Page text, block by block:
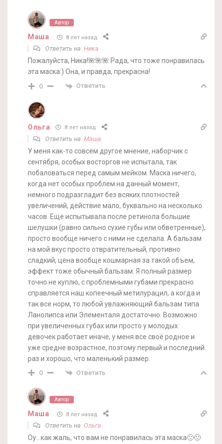
Автор
Маша 8 лет назад
Ответить на Ника
Пожалуйста, Ника!🌺🌺🌺 Рада, что тоже понравилась
эта маска:) Она, и правда, прекрасна!
0 Ответить
Ольга 8 лет назад
Ответить на Маша
У меня как-то совсем другое мнение, наборчик с
сентября, особых восторгов не испытала, так
побаловаться перед самым мейком. Маска ничего,
когда нет особых проблем на данный момент,
немного подразгладит без всяких плотностей
увеличений, действие мало, буквально на несколько
часов. Еще испытывала после ретинола большие
шелушки (равно сильно сухие губы или обветренные),
просто вообще ничего с ними не сделала. А бальзам
на мой вкус просто отвратительный, противно
сладкий, цена вообще кошмарная за такой объем,
эффект тоже обычный бальзам. Я полный размер
точно не куплю, с проблемными губами прекрасно
справляется наш копеечный метилурацил, а когда и
так все норм, то любой увлажняющий бальзам типа
Ланолипса или Элементаля достаточно. Возможно
при увеличенных губах или просто у молодых
девочек работает иначе, у меня все своё родное и
уже средне возрастное, поэтому первый и последний
раз и хорошо, что маленький размер.
0 Ответить
Автор
Маша 8 лет назад
Ответить на Ольга
Оу…как жаль, что вам не понравилась эта маска🙁🙁